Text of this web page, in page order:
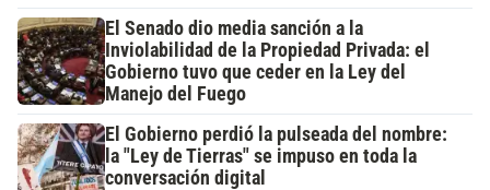
El Senado dio media sanción a la
Inviolabilidad de la Propiedad Privada: el
Gobierno tuvo que ceder en la Ley del
Manejo del Fuego
El Gobierno perdió la pulseada del nombre:
la "Ley de Tierras" se impuso en toda la
conversación digital